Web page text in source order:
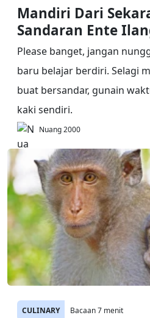
Mandiri Dari
Sandaran Ente
Please banget, jangan
baru belajar berdiri. Selagi
buat bersandar, gunain
kaki sendiri.
Nuang 2000
CULINARY Bacaan 7 menit